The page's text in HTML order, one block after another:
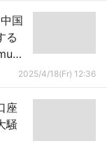
国
る
・
2025/4/18(Fr) 12:36
座
騒